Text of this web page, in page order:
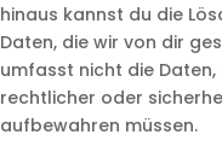
hinaus kannst du die
Daten, die wir von dir
umfasst nicht die
rechtlicher oder
aufbewahren müssen.